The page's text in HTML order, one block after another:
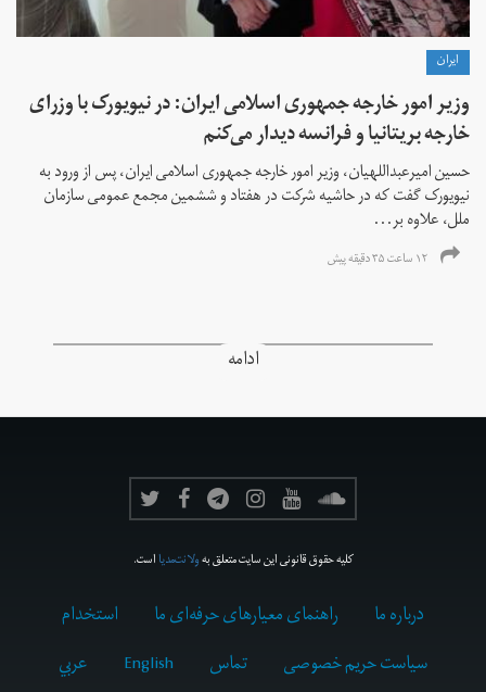
ايران
وزیر امور خارجه جمهوری اسلامی ایران: در نیویورک با وزرای
خارجه بریتانیا و فرانسه دیدار می‌کنم
حسین امیرعبداللهیان، وزیر امور خارجه جمهوری اسلامی ایران، پس از ورود به
نیویورک گفت که در حاشیه شرکت در هفتاد و ششمین مجمع عمومی سازمان
ملل، علاوه بر...
۱۲ ساعت ۳۵ دقیقه پیش
ادامه
کلیه حقوق قانونی این سایت متعلق بهولانت‌مدیااست.
درباره ما راهنمای معیارهای حرفه‌ای ما
استخدام
سیاست حریم خصوصی
تماس English عربي